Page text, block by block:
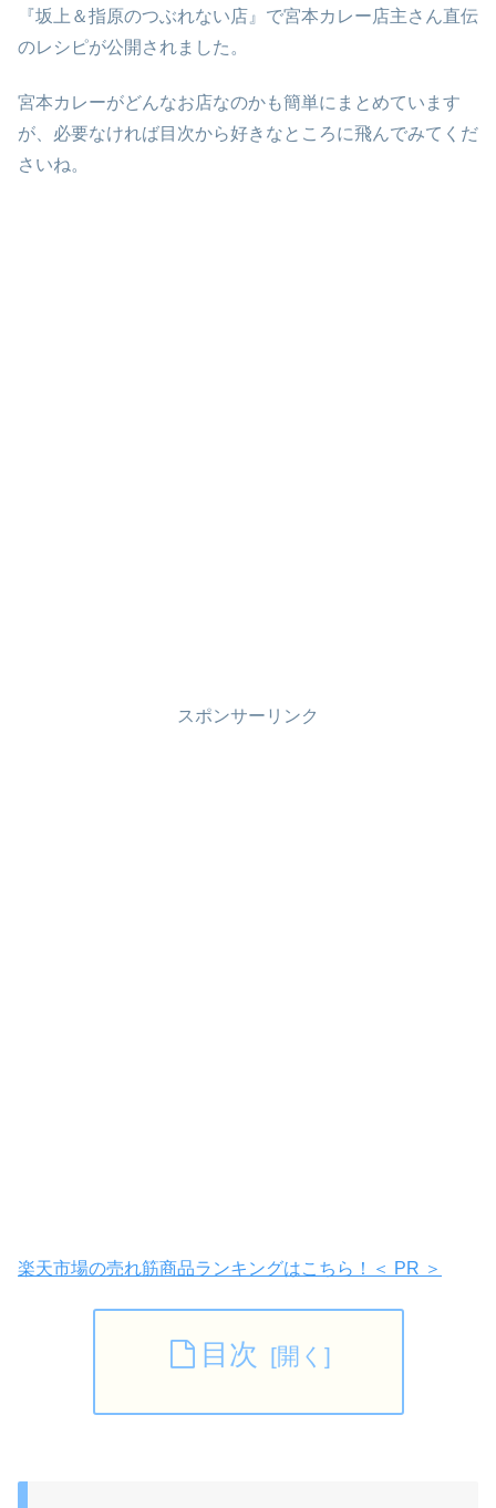
『坂上＆指原のつぶれない店』で宮本カレー店主さん直伝
のレシピが公開されました。
宮本カレーがどんなお店なのかも簡単にまとめています
が、必要なければ目次から好きなところに飛んでみてくだ
さいね。
スポンサーリンク
楽天市場の売れ筋商品ランキングはこちら！＜ PR ＞
目次